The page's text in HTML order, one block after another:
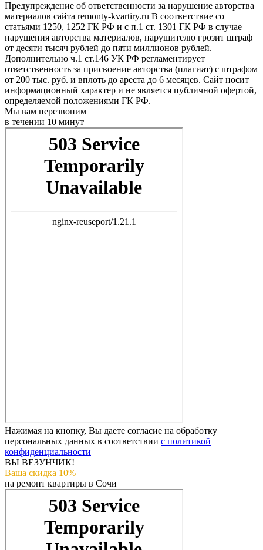
Предупреждение об ответственности за нарушение авторства
материалов сайта remonty-kvartiry.ru В соответствие со
статьями 1250, 1252 ГК РФ и с п.1 ст. 1301 ГК РФ в случае
нарушения авторства материалов, нарушителю грозит штраф
от десяти тысяч рублей до пяти миллионов рублей.
Дополнительно ч.1 ст.146 УК РФ регламентирует
ответственность за присвоение авторства (плагиат) с штрафом
от 200 тыс. руб. и вплоть до ареста до 6 месяцев. Сайт носит
информационный характер и не является публичной офертой,
определяемой положениями ГК РФ.
Мы вам перезвоним
в течении 10 минут
Нажимая на кнопку, Вы даете согласие на обработку
персональных данных в соответствии с политикой
конфиденциальности
ВЫ ВЕЗУНЧИК!
Ваша скидка 10%
на ремонт квартиры в Сочи